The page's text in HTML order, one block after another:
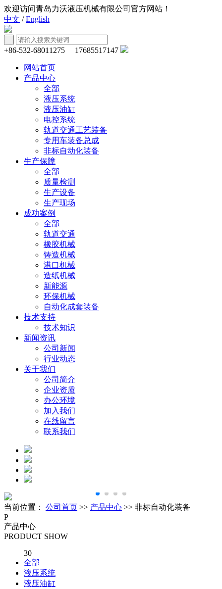
欢迎访问青岛力沃液压机械有限公司官方网站！
中文 /English
+86-532-68011275 17685517147
网站首页
产品中心
全部
液压系统
液压油缸
电控系统
轨道交通工艺装备
专用车装备总成
非标自动化装备
生产保障
全部
质量检测
生产设备
生产现场
成功案例
全部
轨道交通
橡胶机械
铸造机械
港口机械
造纸机械
新能源
环保机械
自动化成套装备
技术支持
技术知识
新闻资讯
公司新闻
行业动态
关于我们
公司简介
企业资质
办公环境
加入我们
在线留言
联系我们
当前位置： 公司首页 >> 产品中心 >> 非标自动化装备
P
产品中心
PRODUCT SHOW
30
全部
液压系统
液压油缸